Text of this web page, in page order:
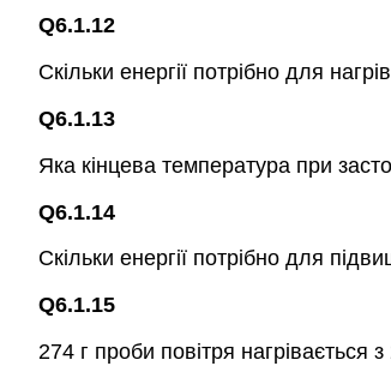
Q6.1.12
Скільки енергії потрібно для
Q6.1.13
Яка кінцева температура при
Q6.1.14
Скільки енергії потрібно для
Q6.1.15
274 г проби повітря